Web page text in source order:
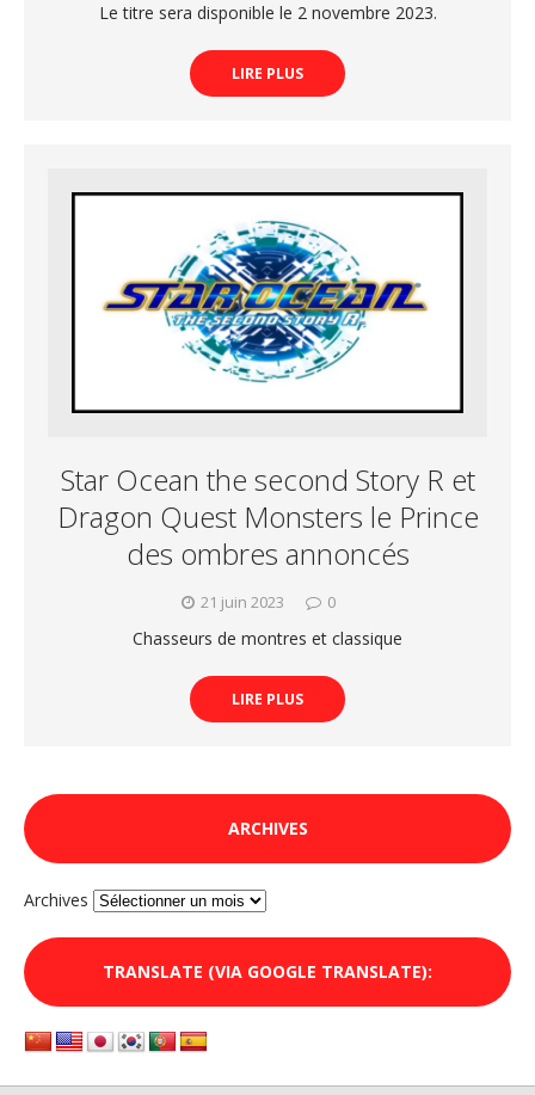
Le titre sera disponible le 2 novembre 2023.
LIRE PLUS
Star Ocean the second Story R et
Dragon Quest Monsters le Prince
des ombres annoncés
21 juin 2023 0
Chasseurs de montres et classique
LIRE PLUS
ARCHIVES
Archives
TRANSLATE (VIA GOOGLE TRANSLATE):